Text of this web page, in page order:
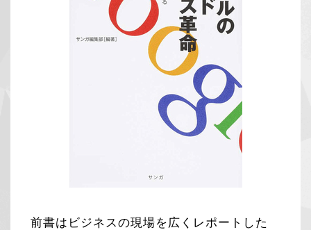
前書はビジネスの現場を広くレポートした